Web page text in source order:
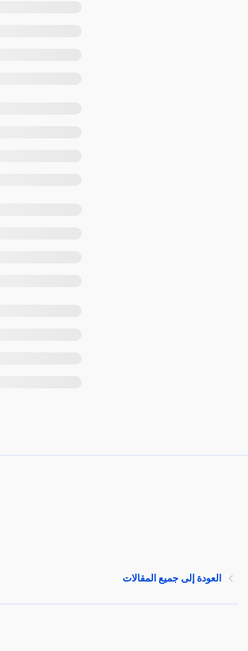
العودة إلى جميع المقالات